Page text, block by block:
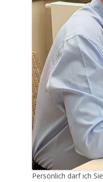
Persönlich darf ich